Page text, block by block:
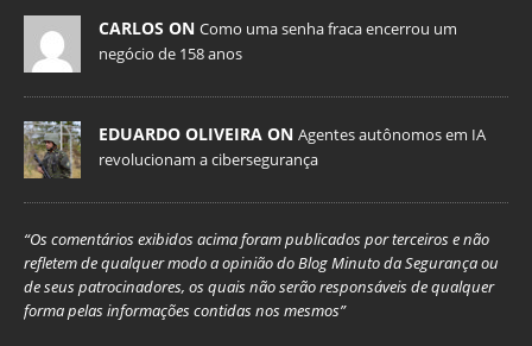
CARLOS ON Como uma senha fraca encerrou um
negócio de 158 anos
EDUARDO OLIVEIRA ON Agentes autônomos em IA
revolucionam a cibersegurança
“Os comentários exibidos acima foram publicados por terceiros e não
refletem de qualquer modo a opinião do Blog Minuto da Segurança ou
de seus patrocinadores, os quais não serão responsáveis de qualquer
forma pelas informações contidas nos mesmos”